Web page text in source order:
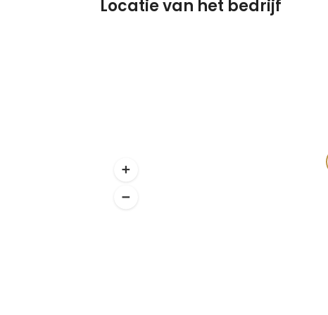
Locatie van het bedrijf